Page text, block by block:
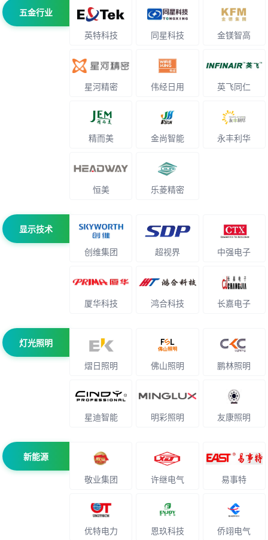
五金行业
英特科技 同星科技 金镁智高
星河精密 伟经日用 英飞同仁
精而美 金尚智能 永丰利华
恒美 乐菱精密
显示技术
创维集团 超视界 中强电子
厦华科技 鸿合科技 长嘉电子
灯光照明
熠日照明 佛山照明 鹏林照明
星迪智能 明彩照明 友康照明
新能源
敬业集团 许继电气 易事特
优特电力 恩玖科技 侨翊电气